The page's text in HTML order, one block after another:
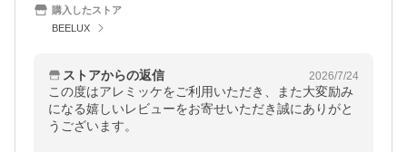
購入したストア
BEELUX
ストアからの返信 2026/7/24
この度はアレミッケをご利用いただき、また大変励み
になる嬉しいレビューをお寄せいただき誠にありがと
うございます。